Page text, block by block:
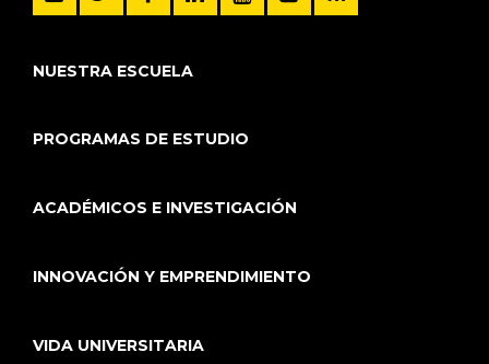
NUESTRA ESCUELA
PROGRAMAS DE ESTUDIO
ACADÉMICOS E INVESTIGACIÓN
INNOVACIÓN Y EMPRENDIMIENTO
VIDA UNIVERSITARIA